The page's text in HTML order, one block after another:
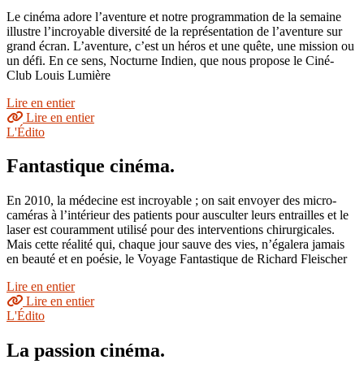
Le cinéma adore l’aventure et notre programmation de la semaine
illustre l’incroyable diversité de la représentation de l’aventure sur
grand écran. L’aventure, c’est un héros et une quête, une mission ou
un défi. En ce sens, Nocturne Indien, que nous propose le Ciné-
Club Louis Lumière
Lire en entier
Lire en entier
L'Édito
Fantastique cinéma.
En 2010, la médecine est incroyable ; on sait envoyer des micro-
caméras à l’intérieur des patients pour ausculter leurs entrailles et le
laser est couramment utilisé pour des interventions chirurgicales.
Mais cette réalité qui, chaque jour sauve des vies, n’égalera jamais
en beauté et en poésie, le Voyage Fantastique de Richard Fleischer
Lire en entier
Lire en entier
L'Édito
La passion cinéma.